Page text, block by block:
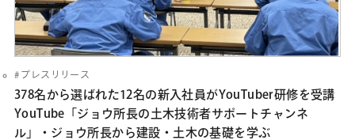
プレスリリース
378名から選ばれた12名の新入社員がYouTuber研修を受講
YouTube「ジョウ所長の土木技術者サポートチャンネ
ル」・ジョウ所長から建設・土木の基礎を学ぶ